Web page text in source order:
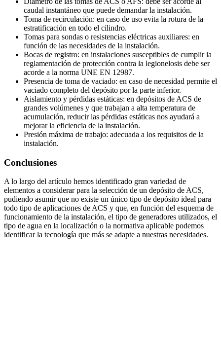
caudal instantáneo que puede demandar la instalación.
Toma de recirculación: en caso de uso evita la rotura de la
estratificación en todo el cilindro.
Tomas para sondas o resistencias eléctricas auxiliares: en
función de las necesidades de la instalación.
Bocas de registro: en instalaciones susceptibles de cumplir la
reglamentación de protección contra la legionelosis debe ser
acorde a la norma UNE EN 12987.
Presencia de toma de vaciado: en caso de necesidad permite el
vaciado completo del depósito por la parte inferior.
Aislamiento y pérdidas estáticas: en depósitos de ACS de
grandes volúmenes y que trabajan a alta temperatura de
acumulación, reducir las pérdidas estáticas nos ayudará a
mejorar la eficiencia de la instalación.
Presión máxima de trabajo: adecuada a los requisitos de la
instalación.
Conclusiones
A lo largo del artículo hemos identificado gran variedad de
elementos a considerar para la selección de un depósito de ACS,
pudiendo asumir que no existe un único tipo de depósito ideal para
todo tipo de aplicaciones de ACS y que, en función del esquema de
funcionamiento de la instalación, el tipo de generadores utilizados, el
tipo de agua en la localización o la normativa aplicable podemos
identificar la tecnología que más se adapte a nuestras necesidades.